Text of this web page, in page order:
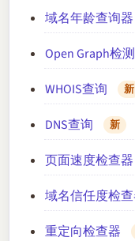
域名年龄查询器
Open Graph检
WHOIS查询 新
DNS查询 新
页面速度检查器
域名信任度检
重定向检查器